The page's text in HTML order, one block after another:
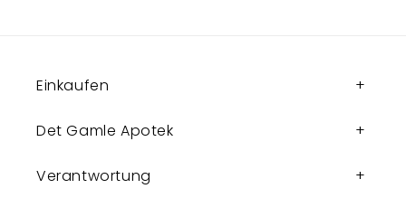
Einkaufen
Det Gamle Apotek
Verantwortung